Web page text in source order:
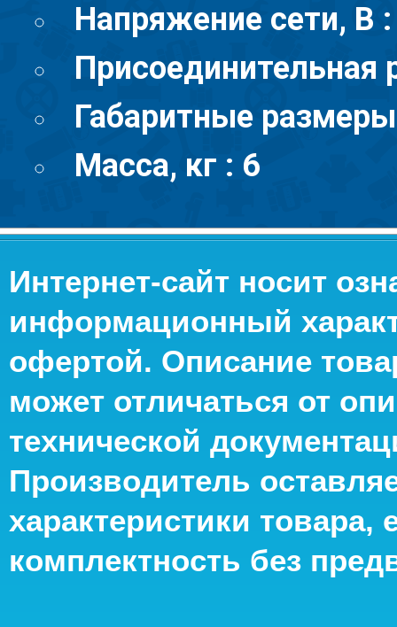
Напряжение сети, В
Присоединительная
Габаритные
Масса, кг : 6
Интернет-сайт носит
информационный
офертой. Описание
может отличаться от
технической
Производитель
характеристики
комплектность без